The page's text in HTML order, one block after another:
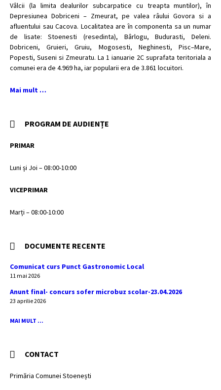
Vâlcii (la limita dealurilor subcarpatice cu treapta muntilor), în
Depresiunea Dobriceni – Zmeurat, pe valea râului Govora si a
afluentului sau Cacova. Localitatea are în componenta sa un numar
de lisate: Stoenesti (resedinta), Bârlogu, Budurasti, Deleni.
Dobriceni, Gruieri, Gruiu, Mogosesti, Neghinesti, Pisc–Mare,
Popesti, Suseni si Zmeuratu. La 1 ianuarie 2C suprafata teritoriala a
comunei era de 4.969 ha, iar popularii era de 3.861 locuitori.
Mai mult …
PROGRAM DE AUDIENȚE
PRIMAR
Luni și Joi – 08:00-10:00
VICEPRIMAR
Marți – 08:00-10:00
DOCUMENTE RECENTE
Comunicat curs Punct Gastronomic Local
11 mai 2026
Anunt final- concurs sofer microbuz scolar-23.04.2026
23 aprilie 2026
MAI MULT ...
CONTACT
Primăria Comunei Stoenești